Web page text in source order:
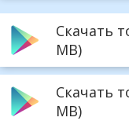
Скачать
MB)
Скачать
MB)